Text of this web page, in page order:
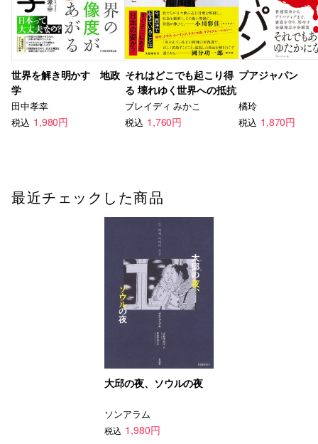
世界を解き明かす 地政
学
田中孝幸
税込 1,980円
それはどこでも起こり得
る 壊れゆく世界への抵抗
ブレイディ みかこ
税込 1,760円
プアジャパン
橘玲
税込 1,870円
最近チェックした商品
大邱の夜、ソウルの夜
ソンアラム
税込 1,980円